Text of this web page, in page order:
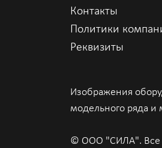
Контакты
Политики
Реквизиты
Изображения
модельного ряда и
© ООО "СИЛА". Все